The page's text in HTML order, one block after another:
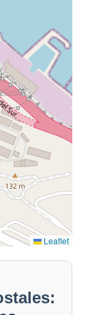
Leaflet